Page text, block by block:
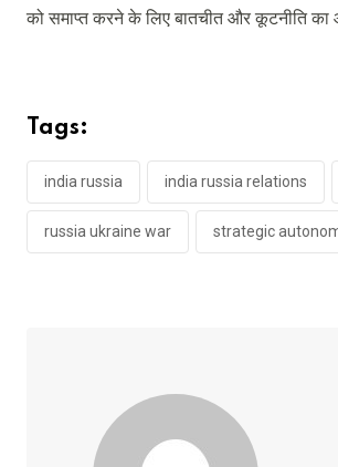
को समाप्त करने के लिए बातचीत और कूटनीति का
Tags:
india russia india russia relations
russia ukraine war strategic